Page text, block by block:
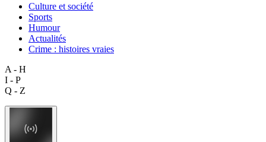
Culture et société
Sports
Humour
Actualités
Crime : histoires vraies
A - H
I - P
Q - Z